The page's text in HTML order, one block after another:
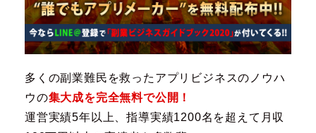
多くの副業難民を救ったアプリビジネスのノウハ
ウの集大成を完全無料で公開！
運営実績5年以上、指導実績1200名を超えて月収